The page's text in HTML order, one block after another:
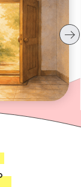
公開資訊
資訊安
歷屆名單
監察報告
年度預
受補助
活動響應
年度獎勵
公開徵
臺灣國
家屬關
通報基
安寧療護
世界安
安寧緩
資源共享
植愛半
兒童繪本
海報及
志工專區
企業合作
教育訓練